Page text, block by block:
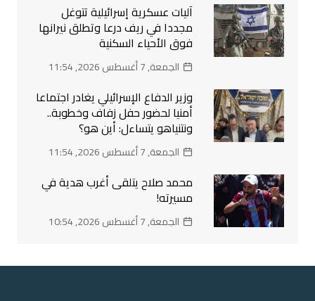
آليات عسكرية إسرائيلية تتوغل
مجددا في ريف درعا وتطلق نيرانها
فوق الأحياء السكنية
الجمعة, 7 أغسطس 2026, 11:54
وزير الدفاع الإسرائيلي يغادر اجتماعا
أمنيا لحضور حفل زفاف وخطوبة..
ونتنياهو يتساءل: أين هو؟
الجمعة, 7 أغسطس 2026, 11:54
محمد صلاح يتلقى أغرب هدية في
مسيرته!
الجمعة, 7 أغسطس 2026, 10:54